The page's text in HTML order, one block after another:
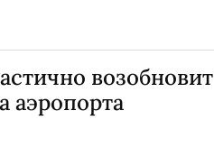
возобновит
аэропорта